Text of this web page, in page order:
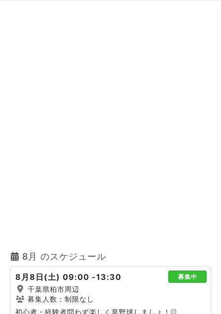
8月 のスケジュール
8月8日(土) 09:00 -13:30 募集中
千葉県柏市周辺
募集人数：制限なし
初心者・経験者問わず楽しく草野球しましょ！⚾️